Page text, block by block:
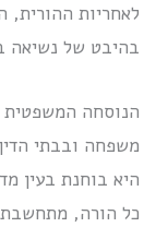
לאחריות ההורית,
בהיבט של נשיאה
הנוסחה המשפטית
משפחה ובבתי
היא בוחנת בעין
כל הורה,